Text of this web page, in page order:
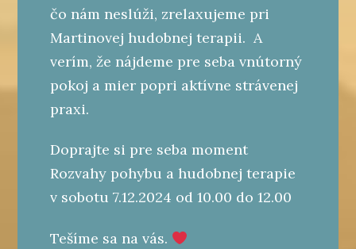
čo nám neslúži, zrelaxujeme pri
Martinovej hudobnej terapii. A
verím, že nájdeme pre seba vnútorný
pokoj a mier popri aktívne strávenej
praxi.
Doprajte si pre seba moment
Rozvahy pohybu a hudobnej terapie
v sobotu 7.12.2024 od 10.00 do 12.00
Tešíme sa na vás.